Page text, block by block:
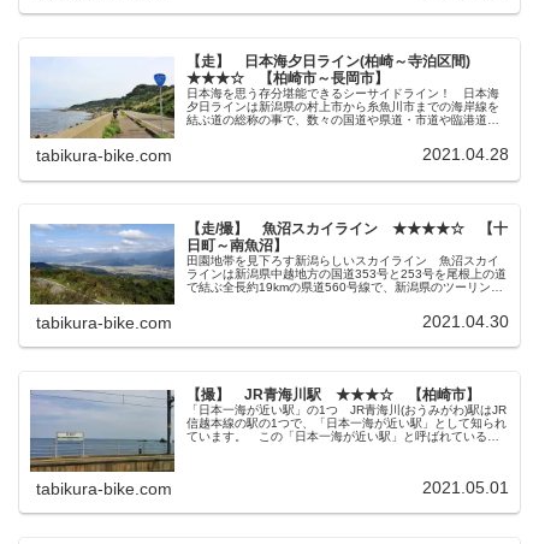
【走】 日本海夕日ライン(柏崎～寺泊区間)
★★★☆ 【柏崎市～長岡市】
日本海を思う存分堪能できるシーサイドライン！ 日本海
夕日ラインは新潟県の村上市から糸魚川市までの海岸線を
結ぶ道の総称の事で、数々の国道や県道・市道や臨港道路
tabikura-bike.com 2021.04.28
【走/撮】 魚沼スカイライン ★★★★☆ 【十
日町～南魚沼】
田園地帯を見下ろす新潟らしいスカイライン 魚沼スカイ
ラインは新潟県中越地方の国道353号と253号を尾根上の道
で結ぶ全長約19kmの県道560号線で、新潟県のツーリング
tabikura-bike.com 2021.04.30
【撮】 JR青海川駅 ★★★☆ 【柏崎市】
「日本一海が近い駅」の1つ JR青海川(おうみがわ)駅はJR
信越本線の駅の1つで、「日本一海が近い駅」として知られ
ています。 この「日本一海が近い駅」と呼ばれている駅
tabikura-bike.com 2021.05.01